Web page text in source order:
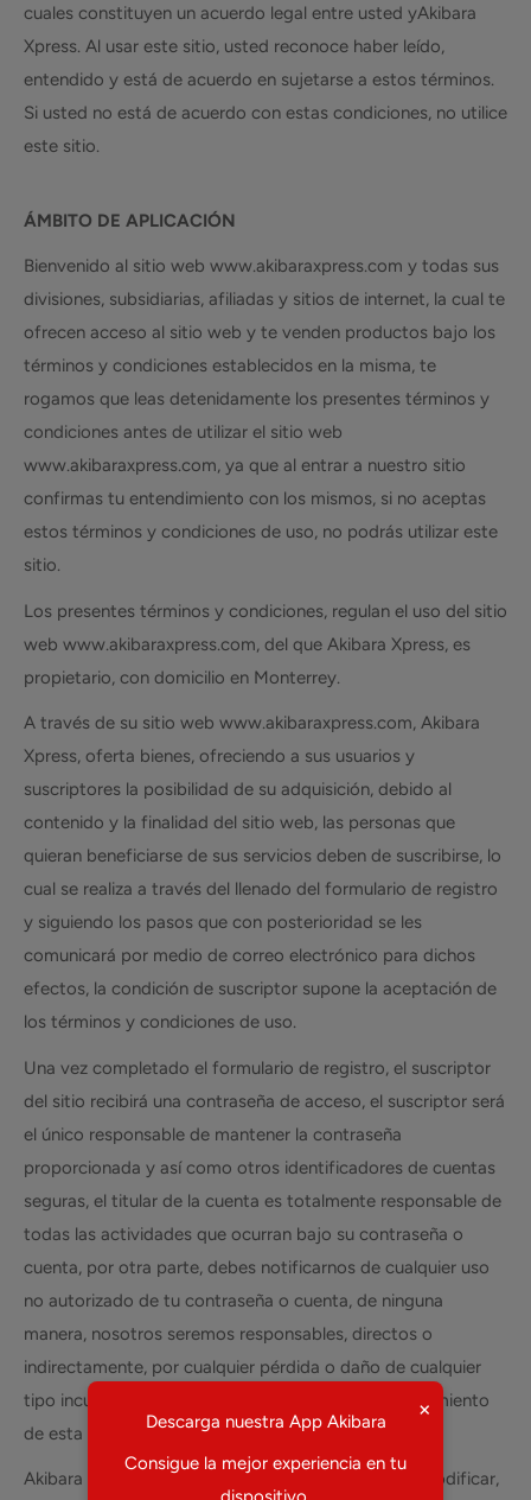
cuales constituyen un acuerdo legal entre usted yAkibara
Xpress. Al usar este sitio, usted reconoce haber leído,
entendido y está de acuerdo en sujetarse a estos términos.
Si usted no está de acuerdo con estas condiciones, no utilice
este sitio.
ÁMBITO DE APLICACIÓN
Bienvenido al sitio web www.akibaraxpress.com y todas sus
divisiones, subsidiarias, afiliadas y sitios de internet, la cual te
ofrecen acceso al sitio web y te venden productos bajo los
términos y condiciones establecidos en la misma, te
rogamos que leas detenidamente los presentes términos y
condiciones antes de utilizar el sitio web
www.akibaraxpress.com, ya que al entrar a nuestro sitio
confirmas tu entendimiento con los mismos, si no aceptas
estos términos y condiciones de uso, no podrás utilizar este
sitio.
Los presentes términos y condiciones, regulan el uso del sitio
web www.akibaraxpress.com, del que Akibara Xpress, es
propietario, con domicilio en Monterrey.
A través de su sitio web www.akibaraxpress.com, Akibara
Xpress, oferta bienes, ofreciendo a sus usuarios y
suscriptores la posibilidad de su adquisición, debido al
contenido y la finalidad del sitio web, las personas que
quieran beneficiarse de sus servicios deben de suscribirse, lo
cual se realiza a través del llenado del formulario de registro
y siguiendo los pasos que con posterioridad se les
comunicará por medio de correo electrónico para dichos
efectos, la condición de suscriptor supone la aceptación de
los términos y condiciones de uso.
Una vez completado el formulario de registro, el suscriptor
del sitio recibirá una contraseña de acceso, el suscriptor será
el único responsable de mantener la contraseña
proporcionada y así como otros identificadores de cuentas
seguras, el titular de la cuenta es totalmente responsable de
todas las actividades que ocurran bajo su contraseña o
cuenta, por otra parte, debes notificarnos de cualquier uso
no autorizado de tu contraseña o cuenta, de ninguna
manera, nosotros seremos responsables, directos o
indirectamente, por cualquier pérdida o daño de cualquier
tipo incurridos como resultado de la falta de cumplimiento
de esta condición.
Akibara Xpress, se reserva el derecho de cambiar, modificar,
×
Descarga nuestra App Akibara
Consigue la mejor experiencia en tu